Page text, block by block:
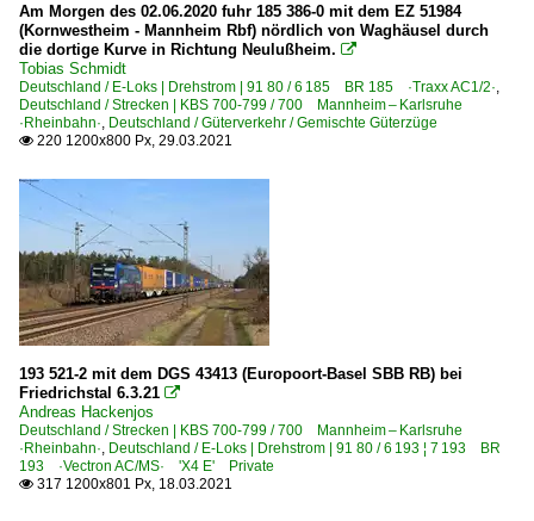
Am Morgen des 02.06.2020 fuhr 185 386-0 mit dem EZ 51984
(Kornwestheim - Mannheim Rbf) nördlich von Waghäusel durch
die dortige Kurve in Richtung Neulußheim. 
Tobias Schmidt
Deutschland / E-Loks | Drehstrom | 91 80 / 6 185 BR 185 ·Traxx AC1/2·,
Deutschland / Strecken | KBS 700-799 / 700 Mannheim – Karlsruhe
·Rheinbahn·, Deutschland / Güterverkehr / Gemischte Güterzüge
 220 1200x800 Px, 29.03.2021
193 521-2 mit dem DGS 43413 (Europoort-Basel SBB RB) bei
Friedrichstal 6.3.21 
Andreas Hackenjos
Deutschland / Strecken | KBS 700-799 / 700 Mannheim – Karlsruhe
·Rheinbahn·, Deutschland / E-Loks | Drehstrom | 91 80 / 6 193 ¦ 7 193 BR
193 ·Vectron AC/MS· 'X4 E' Private
 317 1200x801 Px, 18.03.2021